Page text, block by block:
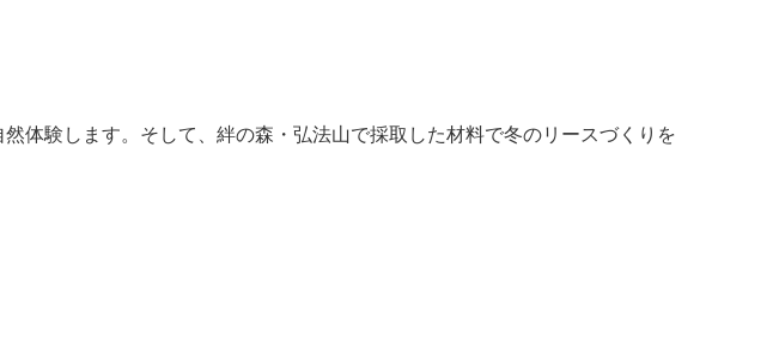
体験します。そして、絆の森・弘法山で採取した材料で冬のリースづくりを